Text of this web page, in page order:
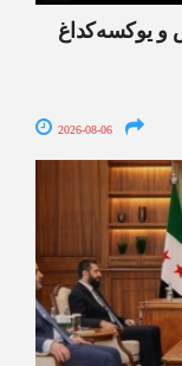
و یوکسەکداغ
2026-08-06